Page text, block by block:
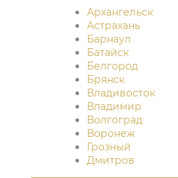
Архангельск
Астрахань
Барнаул
Батайск
Белгород
Брянск
Владивосток
Владимир
Волгоград
Воронеж
Грозный
Дмитров